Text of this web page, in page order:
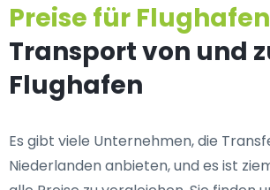
Preise für Flughafen
Transport von und
Flughafen
Es gibt viele Unternehmen, die
Niederlanden anbieten, und es ist